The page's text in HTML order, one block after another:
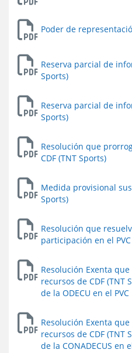
Poder de
Reserva parcial de
Sports)
Reserva parcial de
Sports)
Resolución que
CDF (TNT Sports)
Medida provisional
Sports)
Resolución que
participación en el
Resolución Exenta
recursos de CDF (TNT
de la ODECU en el PVC
Resolución Exenta
recursos de CDF (TNT
de la CONADECUS en